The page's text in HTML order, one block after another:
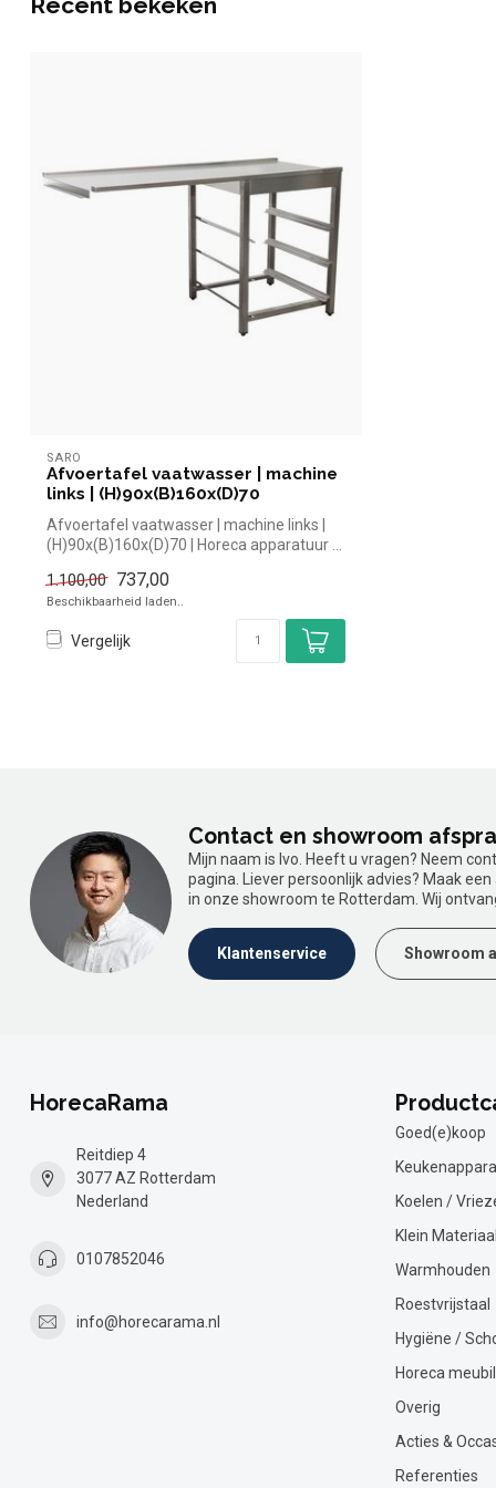
SARO
Afvoertafel vaatwasser | machine
links | (H)90x(B)160x(D)70
Afvoertafel vaatwasser | machine links |
(H)90x(B)160x(D)70 | Horeca apparatuur ...
1.100,00 737,00
Beschikbaarheid laden..
Vergelijk
Contact en showroom
Mijn naam is Ivo. Heeft u vragen? Neem
pagina. Liever persoonlijk advies? Maak
in onze showroom te Rotterdam. Wij
Klantenservice Showroom
HorecaRama
Reitdiep 4
3077 AZ Rotterdam
Nederland
0107852046
info@horecarama.nl
Goed(e)koop
Koelen /
Klein Materiaal
Warmhouden
Roestvrijstaal
Hygiëne /
Horeca
Overig
Acties &
Referenties